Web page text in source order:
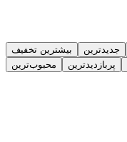
بیشترین تخفیف جدیدترین
محبوب‌ترین
پربازدیدترین